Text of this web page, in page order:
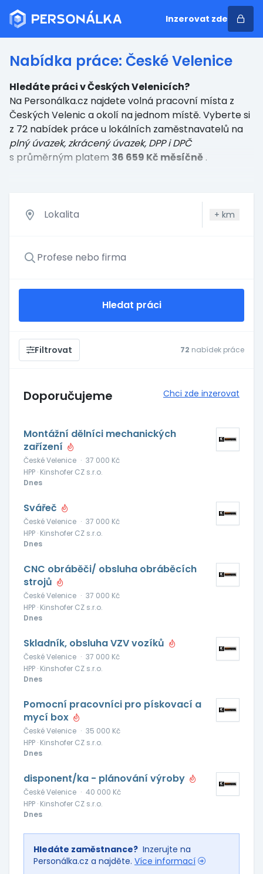
Inzerovat zde
Nabídka práce: České Velenice
Hledáte práci v Českých Velenicích?
Na Personálka.cz najdete volná pracovní místa z
Českých Velenic a okolí na jednom místě. Vyberte si
z 72 nabídek práce u lokálních zaměstnavatelů na
plný úvazek, zkrácený úvazek, DPP i DPČ
s průměrným platem 36 659 Kč měsíčně .
+ km
Hledat práci
Filtrovat 72 nabídek práce
Doporučujeme Chci zde inzerovat
Montážní dělníci mechanických
zařízení
České Velenice · 37 000 Kč
HPP · Kinshofer CZ s.r.o.
Dnes
Svářeč
České Velenice · 37 000 Kč
HPP · Kinshofer CZ s.r.o.
Dnes
CNC obráběči/ obsluha obráběcích
strojů
České Velenice · 37 000 Kč
HPP · Kinshofer CZ s.r.o.
Dnes
Skladník, obsluha VZV vozíků
České Velenice · 37 000 Kč
HPP · Kinshofer CZ s.r.o.
Dnes
Pomocní pracovníci pro pískovací a
mycí box
České Velenice · 35 000 Kč
HPP · Kinshofer CZ s.r.o.
Dnes
disponent/ka - plánování výroby
České Velenice · 40 000 Kč
HPP · Kinshofer CZ s.r.o.
Dnes
Hledáte zaměstnance? Inzerujte na
Personálka.cz a najděte. Více informací